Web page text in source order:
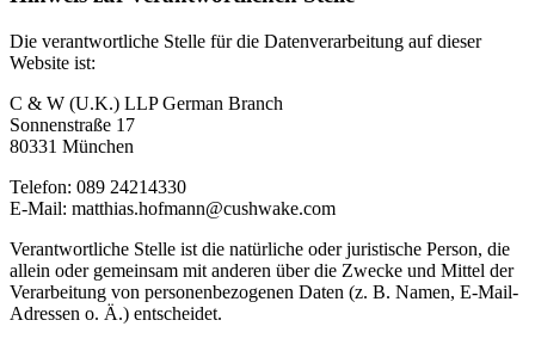
Die verantwortliche Stelle für die Datenverarbeitung auf dieser
Website ist:
C & W (U.K.) LLP German Branch
Sonnenstraße 17
80331 München
Telefon: 089 24214330
E-Mail: matthias.hofmann@cushwake.com
Verantwortliche Stelle ist die natürliche oder juristische Person, die
allein oder gemeinsam mit anderen über die Zwecke und Mittel der
Verarbeitung von personenbezogenen Daten (z. B. Namen, E-Mail-
Adressen o. Ä.) entscheidet.